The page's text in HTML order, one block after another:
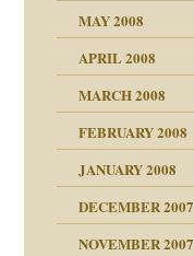
Juni 2008
und Staat
MAY 2008
APRIL 2008
MARCH 2008
FEBRUARY 2008
JANUARY 2008
DECEMBER 2007
NOVEMBER 2007